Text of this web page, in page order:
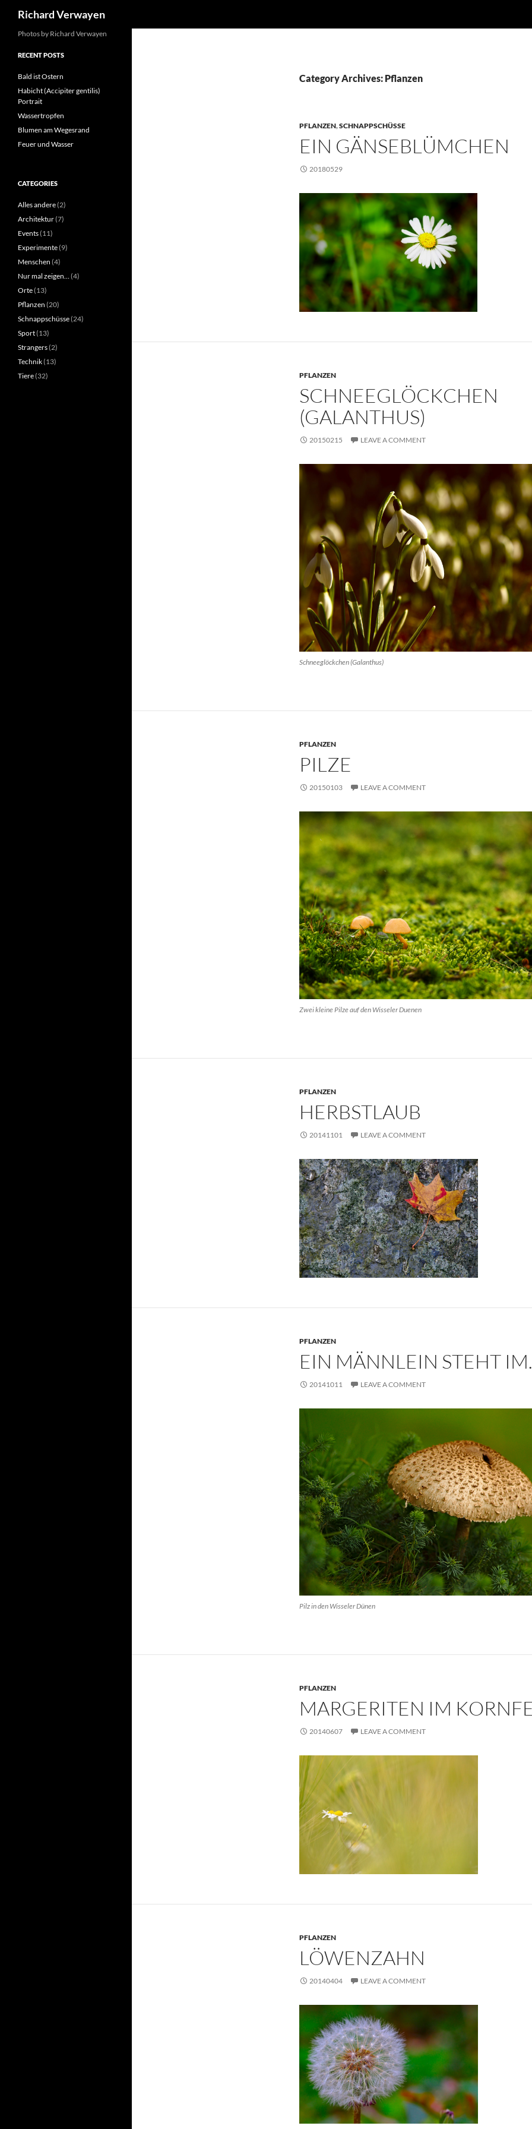
Richard Verwayen
Category Archives: Pflanzen
PFLANZEN,SCHNAPPSCHÜSSE
EIN GÄNSEBLÜMCHEN
20180529
PFLANZEN
SCHNEEGLÖCKCHEN
(GALANTHUS)
20150215 LEAVE A COMMENT
Schneeglöckchen (Galanthus)
PFLANZEN
PILZE
20150103 LEAVE A COMMENT
Zwei kleine Pilze auf den Wisseler Duenen
PFLANZEN
HERBSTLAUB
20141101 LEAVE A COMMENT
PFLANZEN
EIN MÄNNLEIN STEHT
20141011 LEAVE A COMMENT
Pilz in den Wisseler Dünen
PFLANZEN
MARGERITEN IM
20140607 LEAVE A COMMENT
PFLANZEN
LÖWENZAHN
20140404 LEAVE A COMMENT
Photos by Richard Verwayen
RECENT POSTS
Bald ist Ostern
Habicht (Accipiter gentilis)
Portrait
Wassertropfen
Blumen am Wegesrand
Feuer und Wasser
CATEGORIES
Alles andere(2)
Architektur(7)
Events(11)
Experimente(9)
Menschen (4)
Nur mal zeigen…(4)
Orte(13)
Pflanzen (20)
Schnappschüsse(24)
Sport(13)
Strangers(2)
Technik(13)
Tiere(32)